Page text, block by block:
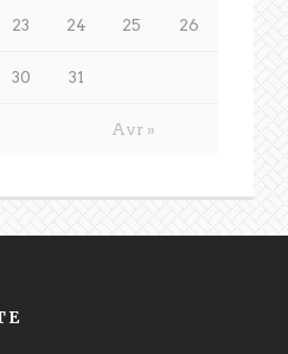
Avr »
23 24 25 26
30 31